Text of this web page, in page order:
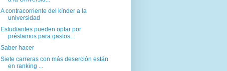
A contracorriente del kínder a la
universidad
Estudiantes pueden optar por
préstamos para gastos...
Saber hacer
Siete carreras con más deserción están
en ranking ...